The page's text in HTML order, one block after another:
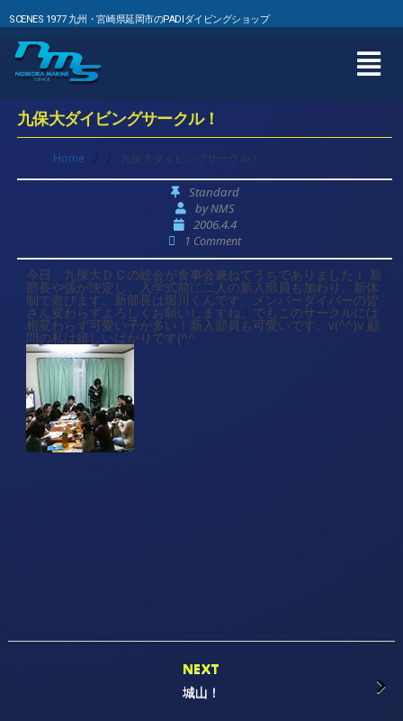
SCENES 1977 九州・宮崎県延岡市のPADIダイビングショップ
九保大ダイビングサークル！
Home / / 九保大ダイビングサークル！
Standard
byNMS
2006.4.4
1 Comment
今日、九保大ＤＣの総会が食事会兼ねてうちでありました！ 新
部長や係が決定し、入学式前に二人の新入部員も加わり、新体
制で遊びます。新部長は堀川くんです。メンバーダイバーの皆
さん変わらずよろしくお願いしますね。でもこのサークルには
相変わらず可愛い子が多い！新入部員も可愛いです。v(^^)v 顧
問の私は嬉しいばかりです(^^ゞ
NEXT
城山！